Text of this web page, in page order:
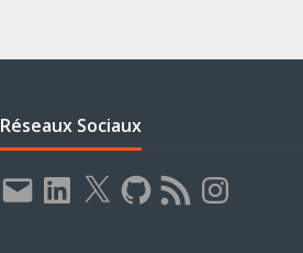
Réseaux Sociaux
E-
mail
LinkedIn
X GitHubFlux
RSS
Instagram